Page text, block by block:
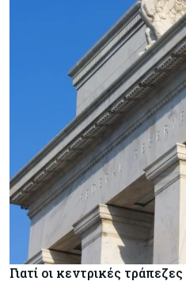
Γιατί οι κεντρικές